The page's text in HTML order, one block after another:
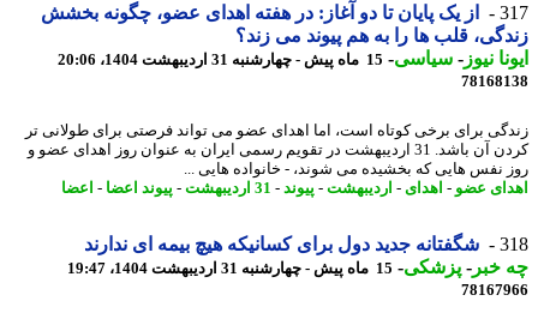
از یک پایان تا دو آغاز: در هفته اهدای عضو، چگونه بخشش
قلب ها را به هم پیوند می زند؟
نیوز-سیاسی-15 ماه پیش - چهارشنبه 31 اردیبهشت 1404، 20:06
برای برخی کوتاه است، اما اهدای عضو می تواند فرصتی برای طولانی تر
کردن آن باشد. 31 اردیبهشت در تقویم رسمی ایران به عنوان روز اهدای عضو و
نفس هایی که بخشیده می شوند، - خانواده هایی ...
عضو-اهدای- اردیبهشت-پیوند-31 اردیبهشت -پیوند اعضا -اعضا
شگفتانه جدید دول برای کسانیکه هیچ بیمه ای ندارند
خبر -پزشکی-15 ماه پیش - چهارشنبه 31 اردیبهشت 1404، 19:47